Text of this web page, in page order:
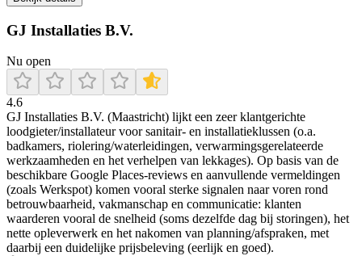
GJ Installaties B.V.
Nu open
4.6
GJ Installaties B.V. (Maastricht) lijkt een zeer klantgerichte
loodgieter/installateur voor sanitair- en installatieklussen (o.a.
badkamers, riolering/waterleidingen, verwarmingsgerelateerde
werkzaamheden en het verhelpen van lekkages). Op basis van de
beschikbare Google Places-reviews en aanvullende vermeldingen
(zoals Werkspot) komen vooral sterke signalen naar voren rond
betrouwbaarheid, vakmanschap en communicatie: klanten
waarderen vooral de snelheid (soms dezelfde dag bij storingen), het
nette opleverwerk en het nakomen van planning/afspraken, met
daarbij een duidelijke prijsbeleving (eerlijk en goed).